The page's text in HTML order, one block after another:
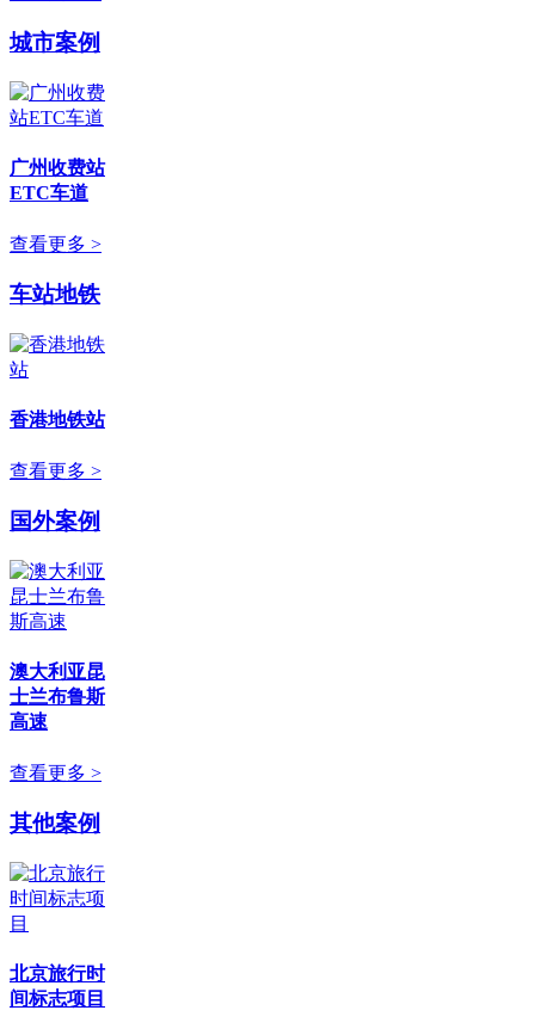
城市案例
广州收费站
ETC车道
查看更多 >
车站地铁
香港地铁站
查看更多 >
国外案例
澳大利亚昆
士兰布鲁斯
高速
查看更多 >
其他案例
北京旅行时
间标志项目